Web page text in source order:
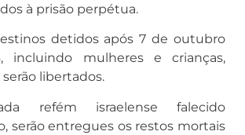
à prisão perpétua.
detidos após 7 de outubro
incluindo mulheres e crianças,
libertados.
refém israelense falecido
serão entregues os restos mortais